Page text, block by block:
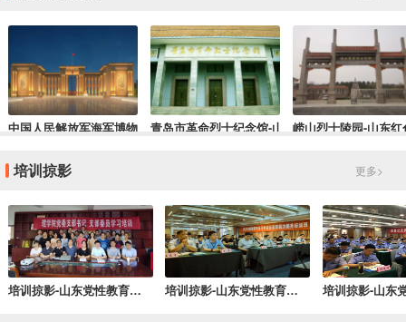
中国人民解放军海军博物馆-山东干部培训红色教育基地
青岛市革命烈士纪念馆-山东红色培训基地
崂山烈士陵园-山东
培训掠影 更多>
培训掠影-山东党性教育培训 培训掠影-山东党性教育培训